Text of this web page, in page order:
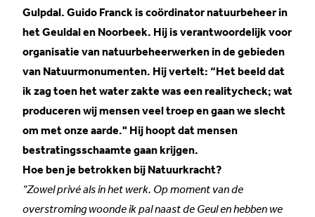
Gulpdal. Guido Franck is coördinator natuurbeheer in
het Geuldal en Noorbeek. Hij is verantwoordelijk voor
organisatie van natuurbeheerwerken in de gebieden
van Natuurmonumenten. Hij vertelt: “Het beeld dat
ik zag toen het water zakte was een realitycheck; wat
produceren wij mensen veel troep en gaan we slecht
om met onze aarde." Hij hoopt dat mensen
bestratingsschaamte gaan krijgen.
Hoe ben je betrokken bij Natuurkracht?
“Zowel privé als in het werk. Op moment van de
overstroming woonde ik pal naast de Geul en hebben we